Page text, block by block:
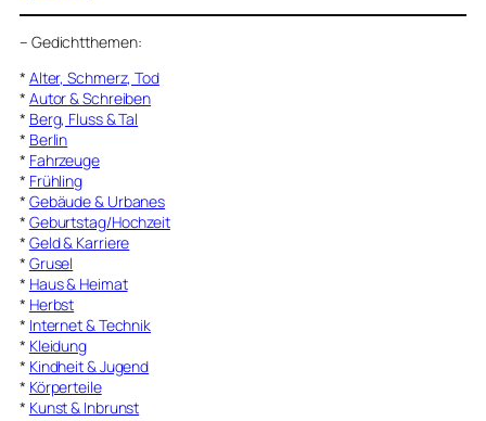
– Gedichtthemen:
* Alter, Schmerz, Tod
* Autor & Schreiben
* Berg, Fluss & Tal
* Berlin
* Fahrzeuge
* Frühling
* Gebäude & Urbanes
* Geburtstag/Hochzeit
* Geld & Karriere
* Grusel
* Haus & Heimat
* Herbst
* Internet & Technik
* Kleidung
* Kindheit & Jugend
* Körperteile
* Kunst & Inbrunst